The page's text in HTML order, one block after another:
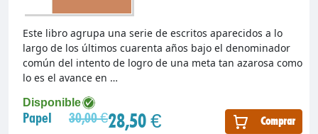
Disponible
Papel 30,00 €28,50 € Comprar
Este libro agrupa una serie de escritos aparecidos a lo
largo de los últimos cuarenta años bajo el denominador
común del intento de logro de una meta tan azarosa como
lo es el avance en …